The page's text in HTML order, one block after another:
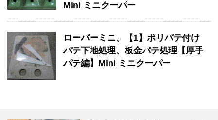
Mini ミニクーパー
ローバーミニ、【1】ポリパテ付け
パテ下地処理、板金パテ処理【厚手
パテ編】Mini ミニクーパー